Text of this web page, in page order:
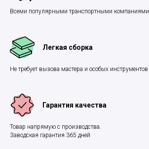
Всеми популярными транспортными компаниями
Легкая сборка
Не требует вызова мастера и особых инструментов
Гарантия качества
Товар напрямую с производства.
Заводская гарантия 365 дней